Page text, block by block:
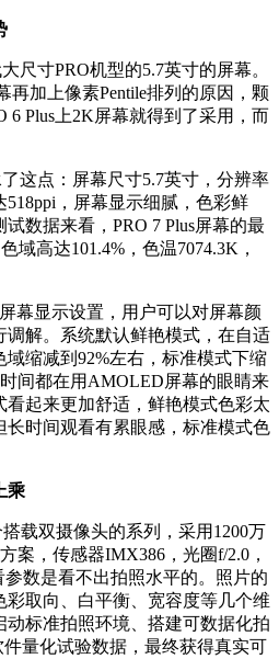
尺寸PRO机型的5.7英寸的屏幕。
再加上像素Pentile排列的原因，颗
6 Plus上2K屏幕就得到了采用，而
这点：屏幕尺寸5.7英寸，分辨率
518ppi，屏幕显示细腻，色彩鲜
数据来看，PRO 7 Plus屏幕的最
域高达101.4%，色温7074.3K，
幕显示设置，用户可以对屏幕颜
解。系统默认鲜艳模式，在自适
缩减到92%左右，标准模式下缩
间都在用AMOLED屏幕的眼睛来
起来更加舒适，鲜艳模式色彩太
时间观看有累眼感，标准模式色
乘
载双摄像头的系列，采用1200万
案，传感器IMX386，光圈f/2.0，
数是看不出拍照水平的。照片的
取向、白平衡、宽容度等几个维
动标准拍照环境、搭建可数据化拍
件量化试验数据，最终获得真实可